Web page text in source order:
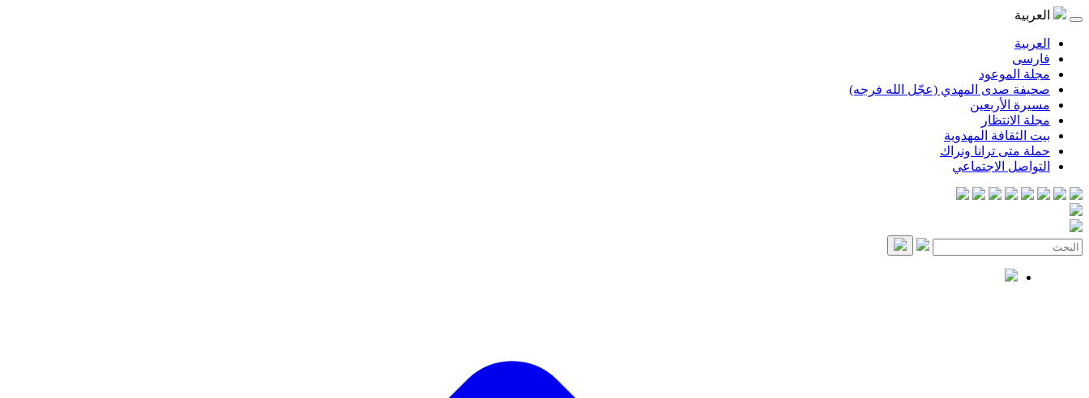
العربية
العربية
فارسی
مجلة الموعود
صحيفة صدى المهدي (عجّل الله فرجه)
مسيرة الأربعين
مجلة الانتظار
بيت الثقافة المهدوية
حملة متى ترانا ونراك
التواصل الاجتماعي